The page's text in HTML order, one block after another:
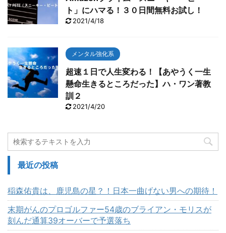
ト」にハマる！３０日間無料お試し！
2021/4/18
メンタル強化系
超速１日で人生変わる！【あやうく一生
懸命生きるところだった】ハ・ワン著教
訓２
2021/4/20
最近の投稿
稲森佑貴は、鹿児島の星？！日本一曲げない男への期待！
末期がんのプロゴルファー54歳のブライアン・モリスが
刻んだ通算39オーバーで予選落ち